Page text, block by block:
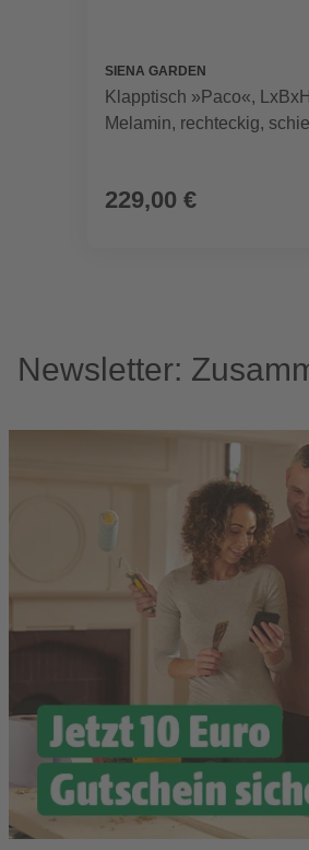
SIENA GARDEN
Klapptisch »Paco«,
Melamin, rechteckig,
229,00 €
Newsletter: